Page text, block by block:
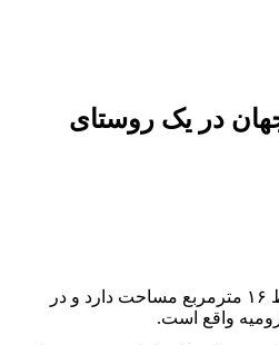
در یک روستای
کوچک‌ترین کلیسای جهان فقط ۱۶ مترمربع مساحت دارد و در
واقع است.